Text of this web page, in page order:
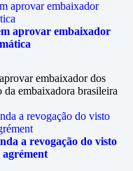
aprovar embaixador
embaixador dos
embaixadora brasileira
a revogação do visto
agrément